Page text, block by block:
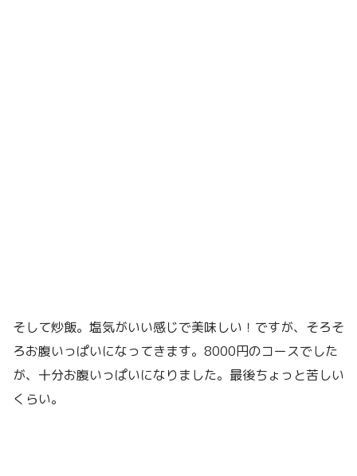
そして炒飯。塩気がいい感じで美味しい！ですが、そろそ
ろお腹いっぱいになってきます。8000円のコースでした
が、十分お腹いっぱいになりました。最後ちょっと苦しい
くらい。